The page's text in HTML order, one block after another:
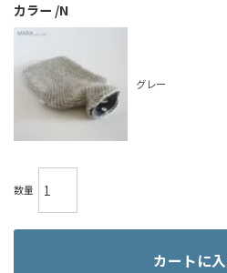
カラー N
グレー
カートに